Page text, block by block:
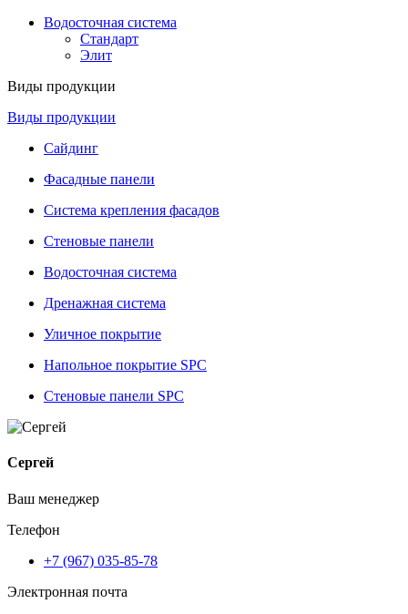
Водосточная система
Стандарт
Элит
Виды продукции
Виды продукции
Сайдинг
Фасадные панели
Система крепления фасадов
Стеновые панели
Водосточная система
Дренажная система
Уличное покрытие
Напольное покрытие SPC
Стеновые панели SPC
Сергей
Ваш менеджер
Телефон
+7 (967) 035-85-78
Электронная почта